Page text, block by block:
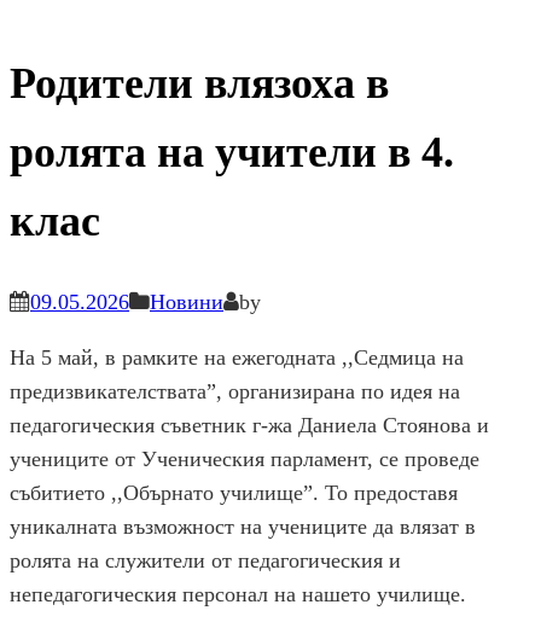
Родители влязоха в
ролята на учители в 4.
клас
09.05.2026 Новини by
На 5 май, в рамките на ежегодната ,,Седмица на
предизвикателствата”, организирана по идея на
педагогическия съветник г-жа Даниела Стоянова и
учениците от Ученическия парламент, се проведе
събитието ,,Обърнато училище”. То предоставя
уникалната възможност на учениците да влязат в
ролята на служители от педагогическия и
непедагогическия персонал на нашето училище.